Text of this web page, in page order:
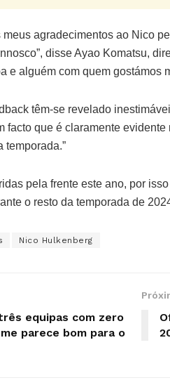
meus agradecimentos ao Nico
disse Ayao Komatsu,
e alguém com quem gostámos
têm-se revelado
facto que é claramente
temporada.”
pela frente este ano, por
o resto da temporada de
Nico Hulkenberg
equipas com zero
parece bom para o